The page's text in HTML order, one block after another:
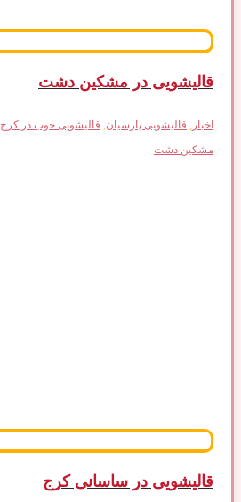
قالیشویی در مشکین دشت
اخبار قالیشویی پارسیان قالیشویی خوب در کرج
مشکین دشت
قالیشویی در ساسانی کرج